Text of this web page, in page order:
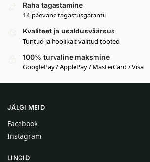
Raha tagastamine
14-päevane tagastusgarantii
Kvaliteet ja usaldusväärsus
Tuntud ja hoolikalt valitud tooted
100% turvaline maksmine
GooglePay / ApplePay / MasterCard / Visa
JÄLGI MEID
Facebook
Instagram
LINGID